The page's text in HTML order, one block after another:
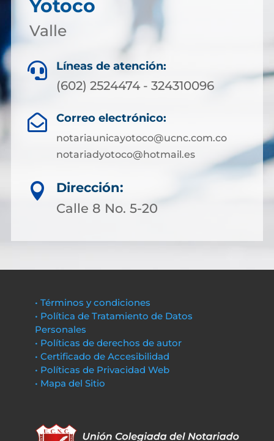
Yotoco
Valle
 Líneas de atención:
(602) 2524474 - 324310096
 Correo electrónico:
notariaunicayotoco@ucnc.com.co
notariadyotoco@hotmail.es

Dirección:
Calle 8 No. 5-20
• Términos y condiciones
• Política de Tratamiento de Datos
Personales
• Políticas de derechos de autor
• Certificado de Accesibilidad
• Políticas de Privacidad Web
• Mapa del Sitio